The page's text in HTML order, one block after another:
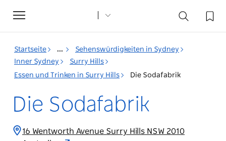
Toggle
navigation
Startseite ...
Sehenswürdigkeiten in Sydney
Inner Sydney
Surry Hills
Essen und Trinken in Surry Hills
Die Sodafabrik
Die Sodafabrik
16 Wentworth Avenue Surry Hills NSW 2010